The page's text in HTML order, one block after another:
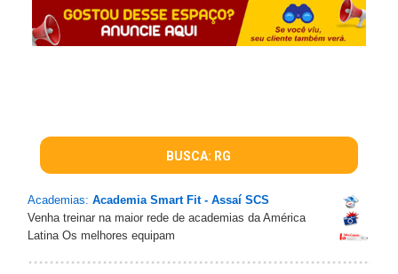
BUSCA: RG
Academias: Academia Smart Fit - Assaí SCS
Venha treinar na maior rede de academias da América
Latina Os melhores equipam